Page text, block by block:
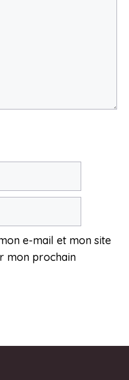
e-mail et mon site
mon prochain